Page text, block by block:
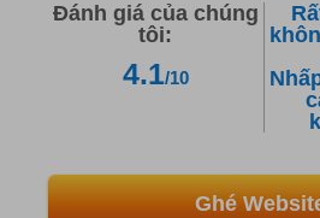
Đánh giá của chúng
tôi:
4.1/10
Ghé